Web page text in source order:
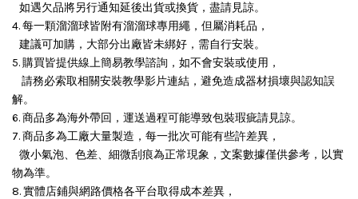
如遇欠品將另行通知延後出貨或換貨，盡請見諒。
4. 每一顆溜溜球皆附有溜溜球專用繩，但屬消耗品，
建議可加購，大部分出廠皆未綁好，需自行安裝。
5. 購買皆提供線上簡易教學諮詢，如不會安裝或使用，
請務必索取相關安裝教學影片連結，避免造成器材損壞與認知誤
解。
6. 商品多為海外帶回，運送過程可能導致包裝瑕疵請見諒。
7. 商品多為工廠大量製造，每一批次可能有些許差異，
微小氣泡、色差、細微刮痕為正常現象，文案數據僅供參考，以實
物為準。
8. 實體店鋪與網路價格各平台取得成本差異，